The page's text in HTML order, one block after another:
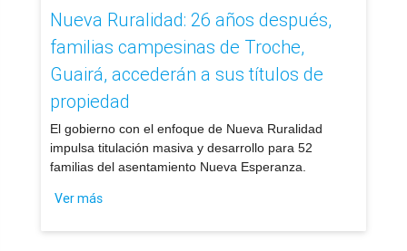
Nueva Ruralidad: 26 años después,
familias campesinas de Troche,
Guairá, accederán a sus títulos de
propiedad
El gobierno con el enfoque de Nueva Ruralidad
impulsa titulación masiva y desarrollo para 52
familias del asentamiento Nueva Esperanza.
Ver más